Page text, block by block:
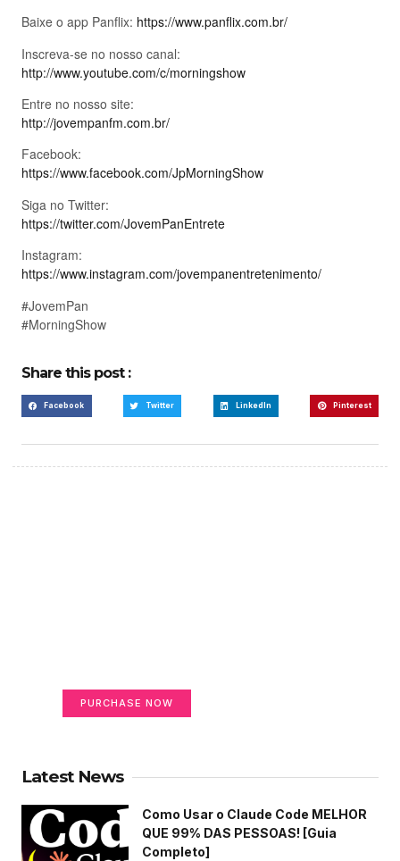
Baixe o app Panflix: https://www.panflix.com.br/
Inscreva-se no nosso canal:
http://www.youtube.com/c/morningshow
Entre no nosso site:
http://jovempanfm.com.br/
Facebook:
https://www.facebook.com/JpMorningShow
Siga no Twitter:
https://twitter.com/JovemPanEntrete
Instagram:
https://www.instagram.com/jovempanentretenimento/
#JovemPan
#MorningShow
Share this post :
Facebook Twitter LinkedIn Pinterest
PURCHASE NOW
Latest News
Como Usar o Claude Code MELHOR
QUE 99% DAS PESSOAS! [Guia
Completo]